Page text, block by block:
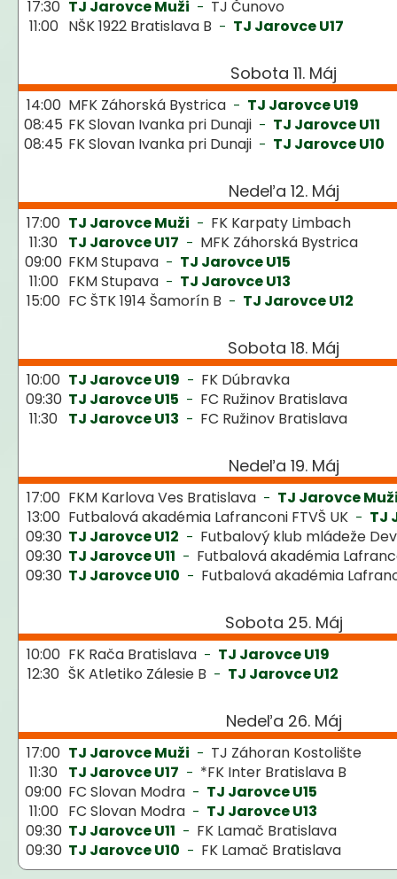
17:30 TJ Jarovce Muži - TJ Čunovo
11:00 NŠK 1922 Bratislava B - TJ Jarovce U17
Sobota 11. Máj
14:00 MFK Záhorská Bystrica - TJ Jarovce U19
08:45 FK Slovan Ivanka pri Dunaji - TJ Jarovce U11
08:45 FK Slovan Ivanka pri Dunaji - TJ Jarovce U10
Nedeľa 12. Máj
17:00 TJ Jarovce Muži - FK Karpaty Limbach
11:30 TJ Jarovce U17 - MFK Záhorská Bystrica
09:00 FKM Stupava - TJ Jarovce U15
11:00 FKM Stupava - TJ Jarovce U13
15:00 FC ŠTK 1914 Šamorín B - TJ Jarovce U12
Sobota 18. Máj
10:00 TJ Jarovce U19 - FK Dúbravka
09:30 TJ Jarovce U15 - FC Ružinov Bratislava
11:30 TJ Jarovce U13 - FC Ružinov Bratislava
Nedeľa 19. Máj
17:00 FKM Karlova Ves Bratislava - TJ Jarovce
13:00 Futbalová akadémia Lafranconi FTVŠ UK - TJ
09:30 TJ Jarovce U12 - Futbalový klub mládeže
09:30 TJ Jarovce U11 - Futbalová akadémia
09:30 TJ Jarovce U10 - Futbalová akadémia
Sobota 25. Máj
10:00 FK Rača Bratislava - TJ Jarovce U19
12:30 ŠK Atletiko Zálesie B - TJ Jarovce U12
Nedeľa 26. Máj
17:00 TJ Jarovce Muži - TJ Záhoran Kostolište
11:30 TJ Jarovce U17 - *FK Inter Bratislava B
09:00 FC Slovan Modra - TJ Jarovce U15
11:00 FC Slovan Modra - TJ Jarovce U13
09:30 TJ Jarovce U11 - FK Lamač Bratislava
09:30 TJ Jarovce U10 - FK Lamač Bratislava